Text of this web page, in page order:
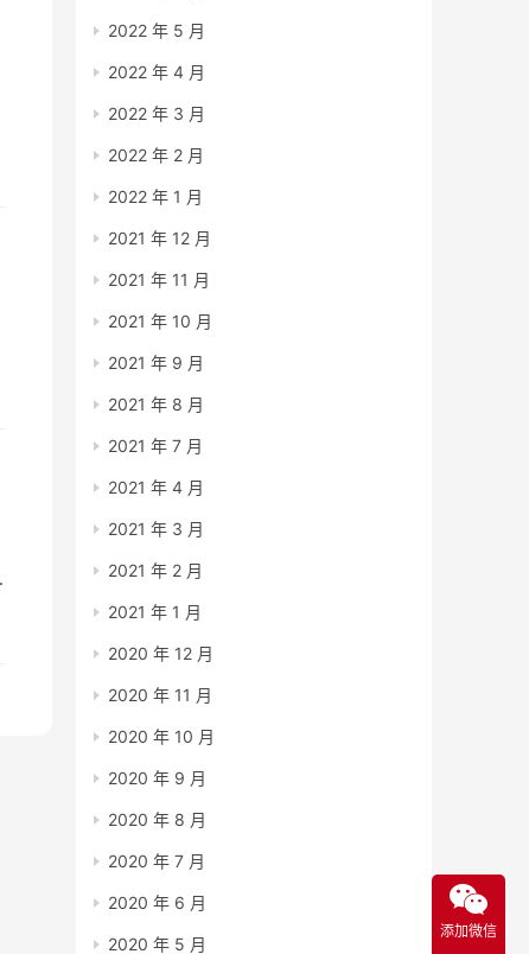
2022 年 5 月
2022 年 4 月
2022 年 3 月
2022 年 2 月
2022 年 1 月
2021 年 12 月
2021 年 11 月
2021 年 10 月
2021 年 9 月
2021 年 8 月
2021 年 7 月
2021 年 4 月
2021 年 3 月
2021 年 2 月
2021 年 1 月
2020 年 12 月
2020 年 11 月
2020 年 10 月
2020 年 9 月
2020 年 8 月
2020 年 7 月
2020 年 6 月
2020 年 5 月
添加微信